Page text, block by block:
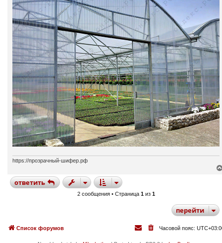
щ
е
н
и
е
https://прозрачный-шифер.рф
ответить
2 сообщения • Страница 1из 1
перейти
Список форумов Часовой пояс: